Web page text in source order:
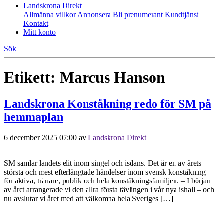
Landskrona Direkt
Allmänna villkorAnnonsera Bli prenumerant Kundtjänst
Kontakt
Mitt konto
Sök
Etikett: Marcus Hanson
Landskrona Konståkning redo för SM på
hemmaplan
6 december 2025 07:00 av Landskrona Direkt
SM samlar landets elit inom singel och isdans. Det är en av årets
största och mest efterlängtade händelser inom svensk konståkning –
för aktiva, tränare, publik och hela konståkningsfamiljen. – I början
av året arrangerade vi den allra första tävlingen i vår nya ishall – och
nu avslutar vi året med att välkomna hela Sveriges […]